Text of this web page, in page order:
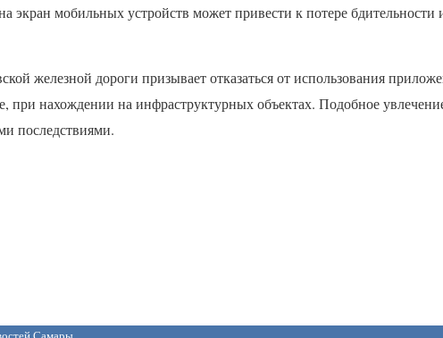
экран мобильных устройств может привести к потере бдительности
железной дороги призывает отказаться от использования
при нахождении на инфраструктурных объектах. Подобное
последствиями.